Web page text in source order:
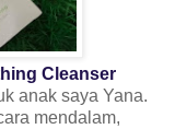
Cleanser
anak saya Yana.
mendalam,